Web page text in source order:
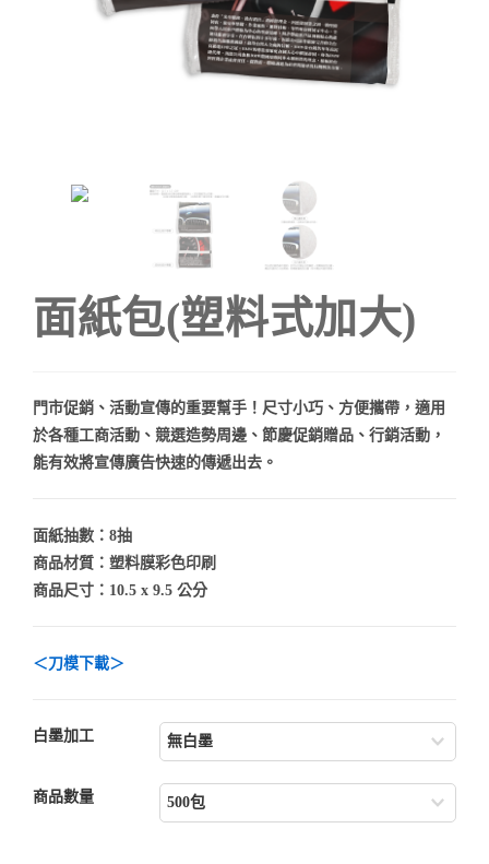
面紙包(塑料式加大)
門市促銷、活動宣傳的重要幫手！尺寸小巧、方便攜帶，適用
於各種工商活動、競選造勢周邊、節慶促銷贈品、行銷活動，
能有效將宣傳廣告快速的傳遞出去。
面紙抽數：8抽
商品材質：塑料膜彩色印刷
商品尺寸：10.5 x 9.5 公分
＜刀模下載＞
白墨加工
商品數量